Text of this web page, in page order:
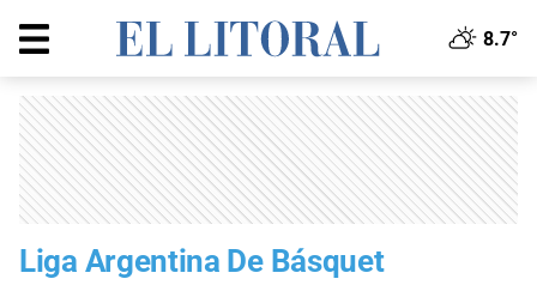
8.7°
Liga Argentina De Básquet